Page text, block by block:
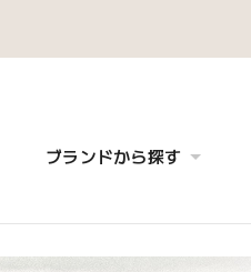
ブランドから探す